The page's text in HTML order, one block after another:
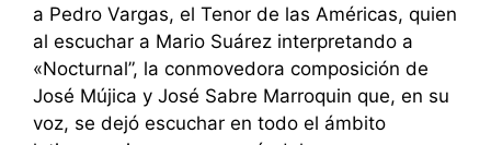
a Pedro Vargas, el Tenor de las Américas, quien
al escuchar a Mario Suárez interpretando a
«Nocturnal”, la conmovedora composición de
José Mújica y José Sabre Marroquin que, en su
voz, se dejó escuchar en todo el ámbito